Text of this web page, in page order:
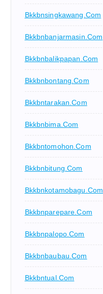
Bkkbnsingkawang.com
Bkkbnbanjarmasin.com
Bkkbnbalikpapan.com
Bkkbnbontang.com
Bkkbntarakan.com
Bkkbnbima.com
Bkkbntomohon.com
Bkkbnbitung.com
Bkkbnkotamobagu.com
Bkkbnparepare.com
Bkkbnpalopo.com
Bkkbnbaubau.com
Bkkbntual.com